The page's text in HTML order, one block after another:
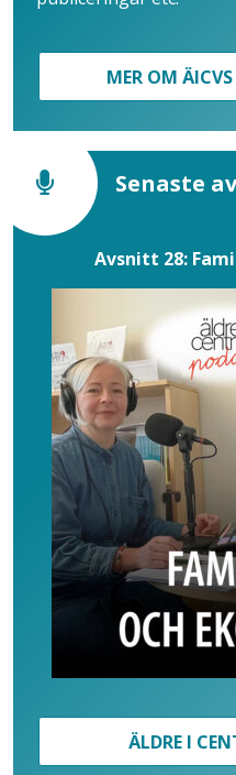
MER OM
Senaste
Avsnitt 28:
ÄLDRE I